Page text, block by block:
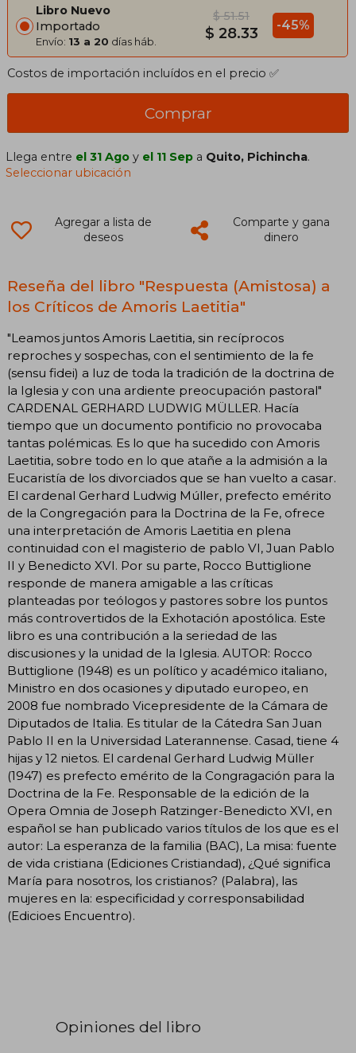
Libro Nuevo
Importado
Envío: 13 a 20 días háb.
$ 51.51
$ 28.33 -45%
Costos de importación incluídos en el precio ✅
Comprar
Llega entre el 31 Ago y el 11 Sep a Quito, Pichincha.
Seleccionar ubicación
Agregar a lista de
deseos
Comparte y gana
dinero
Reseña del libro "Respuesta (Amistosa) a
los Críticos de Amoris Laetitia"
"Leamos juntos Amoris Laetitia, sin recíprocos
reproches y sospechas, con el sentimiento de la fe
(sensu fidei) a luz de toda la tradición de la doctrina de
la Iglesia y con una ardiente preocupación pastoral"
CARDENAL GERHARD LUDWIG MÜLLER. Hacía
tiempo que un documento pontificio no provocaba
tantas polémicas. Es lo que ha sucedido con Amoris
Laetitia, sobre todo en lo que atañe a la admisión a la
Eucaristía de los divorciados que se han vuelto a casar.
El cardenal Gerhard Ludwig Múller, prefecto emérito
de la Congregación para la Doctrina de la Fe, ofrece
una interpretación de Amoris Laetitia en plena
continuidad con el magisterio de pablo VI, Juan Pablo
II y Benedicto XVI. Por su parte, Rocco Buttiglione
responde de manera amigable a las críticas
planteadas por teólogos y pastores sobre los puntos
más controvertidos de la Exhotación apostólica. Este
libro es una contribución a la seriedad de las
discusiones y la unidad de la Iglesia. AUTOR: Rocco
Buttiglione (1948) es un político y académico italiano,
Ministro en dos ocasiones y diputado europeo, en
2008 fue nombrado Vicepresidente de la Cámara de
Diputados de Italia. Es titular de la Cátedra San Juan
Pablo II en la Universidad Laterannense. Casad, tiene 4
hijas y 12 nietos. El cardenal Gerhard Ludwig Müller
(1947) es prefecto emérito de la Congragación para la
Doctrina de la Fe. Responsable de la edición de la
Opera Omnia de Joseph Ratzinger-Benedicto XVI, en
español se han publicado varios títulos de los que es el
autor: La esperanza de la familia (BAC), La misa: fuente
de vida cristiana (Ediciones Cristiandad), ¿Qué significa
María para nosotros, los cristianos? (Palabra), las
mujeres en la: especificidad y corresponsabilidad
(Edicioes Encuentro).
Opiniones del libro